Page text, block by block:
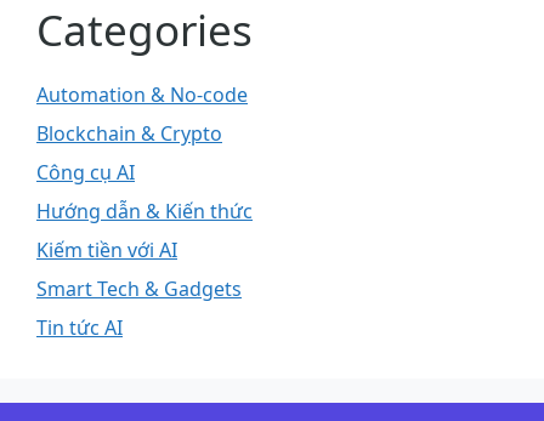
Categories
Automation & No-code
Blockchain & Crypto
Công cụ AI
Hướng dẫn & Kiến thức
Kiếm tiền với AI
Smart Tech & Gadgets
Tin tức AI